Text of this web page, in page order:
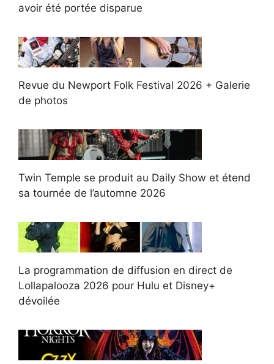
avoir été portée disparue
Revue du Newport Folk Festival 2026 + Galerie
de photos
Twin Temple se produit au Daily Show et étend
sa tournée de l’automne 2026
La programmation de diffusion en direct de
Lollapalooza 2026 pour Hulu et Disney+
dévoilée